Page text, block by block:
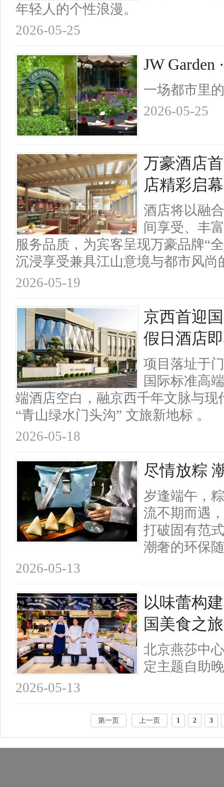
年轻人的个性浪漫。
2026-05-25
JW Garden
一场都市里
2026-05-25
万豪酒店
店精彩启幕
酒店将以融
间享受、丰
服务品质，为宾客呈现万豪品牌“
沉浸享受兼具江山意境与都市风尚
2026-05-19
京西首迎
假日酒店
项目落址于
国际标准高
端酒店空白，融京西千年文脉与
“青山绿水门头沟” 文旅新地标 。
2026-05-18
尽情放粽
岁逢端午，
流不期而遇
打破固有范
潮奢的环保
2026-05-13
以味蕾构
国美食之旅
北京燕莎中
定主题自助
2026-05-13
第一页 上一页 1 2 3